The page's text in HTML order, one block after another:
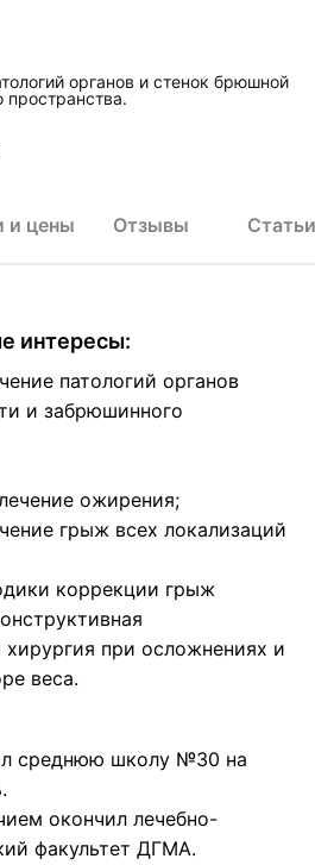
органов и стенок брюшной
пространства.
и цены Отзывы Статьи
интересы:
патологий органов
и забрюшинного
ожирения;
грыж всех локализаций
коррекции грыж
хирургия при осложнениях и
веса.
среднюю школу №30 на
окончил лечебно-
факультет ДГМА.